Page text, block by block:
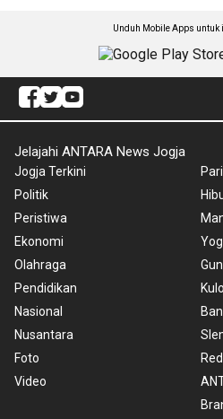
Unduh Mobile Apps untuk
Jelajahi ANTARA News Jogja
Jogja Terkini
Politik
Peristiwa
Ekonomi
Olahraga
Pendidikan
Nasional
Nusantara
Foto
Video